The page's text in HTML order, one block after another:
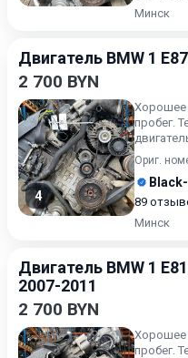
Минск
Двигатель BMW 1
2 700 BYN
4
Хорошее
пробег.
продажа
Ориг.
89
Минск
Двигатель BMW 1
2007-2011
2 700 BYN
Хорошее
пробег.